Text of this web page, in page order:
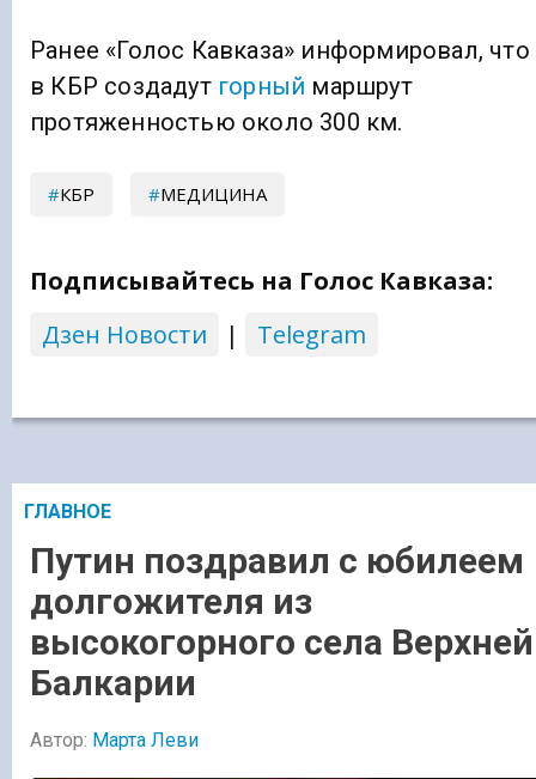
Ранее «Голос Кавказа» информировал, что
в КБР создадут горный маршрут
протяженностью около 300 км.
КБР МЕДИЦИНА
Подписывайтесь на Голос Кавказа:
Дзен Новости
| Telegram
ГЛАВНОЕ
Путин поздравил с юбилеем
долгожителя из
высокогорного села Верхней
Балкарии
Автор: Марта Леви